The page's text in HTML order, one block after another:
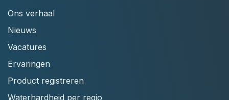
Ons verhaal
Nieuws
Vacatures
Ervaringen
Product registreren
Waterhardheid per regio